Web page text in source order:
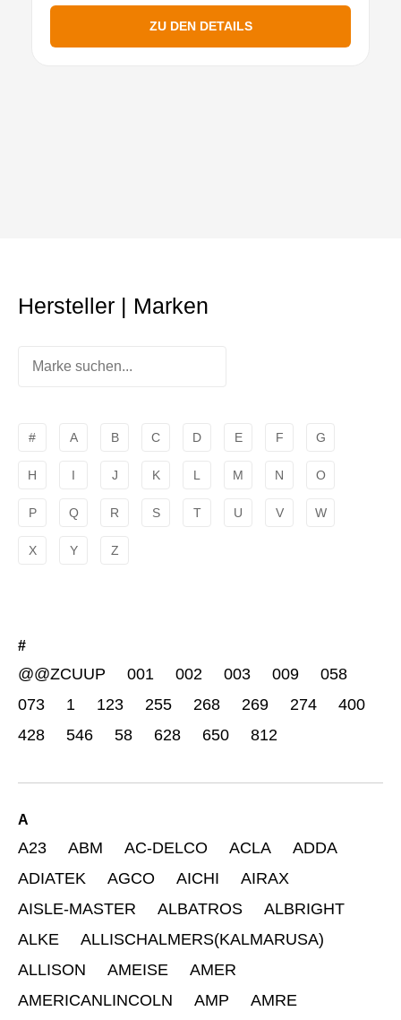
ZU DEN DETAILS
Hersteller | Marken
# A B C D E F G
H I J K L M N O
P Q R S T U V W
X Y Z
#
@@ZCUUP 001 002 003 009
058
073
1 123 255 268 269 274
400
428
546 58 628 650 812
A
A23 ABM AC-DELCO ACLA
ADDA
ADIATEK
AGCO AICHI
AIRAX
AISLE-MASTER
ALBATROS
ALBRIGHT
ALKE
ALLISCHALMERS(KALMARUSA)
ALLISON
AMEISE
AMER
AMERICANLINCOLN
AMP
AMRE